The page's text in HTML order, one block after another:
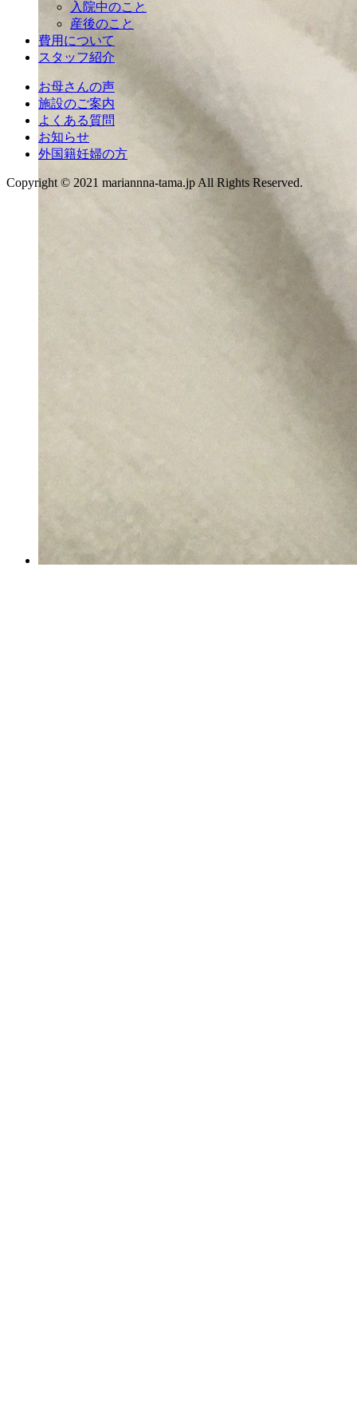
入院中のこと
産後のこと
費用について
スタッフ紹介
お母さんの声
施設のご案内
よくある質問
お知らせ
外国籍妊婦の方
Copyright © 2021 mariannna-tama.jp All Rights Reserved.